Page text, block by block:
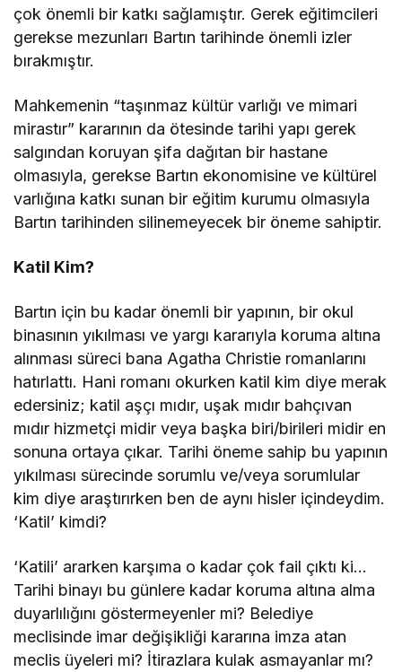
çok önemli bir katkı sağlamıştır. Gerek eğitimcileri
gerekse mezunları Bartın tarihinde önemli izler
bırakmıştır.
Mahkemenin “taşınmaz kültür varlığı ve mimari
mirastır” kararının da ötesinde tarihi yapı gerek
salgından koruyan şifa dağıtan bir hastane
olmasıyla, gerekse Bartın ekonomisine ve kültürel
varlığına katkı sunan bir eğitim kurumu olmasıyla
Bartın tarihinden silinemeyecek bir öneme sahiptir.
Katil Kim?
Bartın için bu kadar önemli bir yapının, bir okul
binasının yıkılması ve yargı kararıyla koruma altına
alınması süreci bana Agatha Christie romanlarını
hatırlattı. Hani romanı okurken katil kim diye merak
edersiniz; katil aşçı mıdır, uşak mıdır bahçıvan
mıdır hizmetçi midir veya başka biri/birileri midir en
sonuna ortaya çıkar. Tarihi öneme sahip bu yapının
yıkılması sürecinde sorumlu ve/veya sorumlular
kim diye araştırırken ben de aynı hisler içindeydim.
‘Katil’ kimdi?
‘Katili’ ararken karşıma o kadar çok fail çıktı ki…
Tarihi binayı bu günlere kadar koruma altına alma
duyarlılığını göstermeyenler mi? Belediye
meclisinde imar değişikliği kararına imza atan
meclis üyeleri mi? İtirazlara kulak asmayanlar mı?